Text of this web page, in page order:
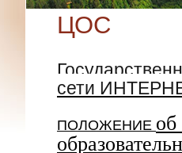
ЦОС
сети
ПОЛОЖЕНИЕ